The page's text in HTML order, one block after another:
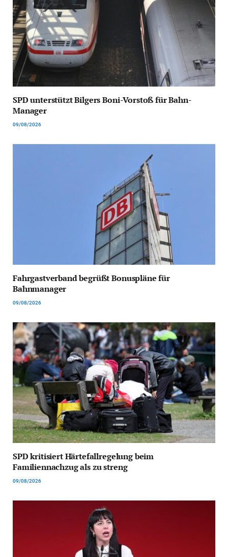
SPD unterstützt Bilgers Boni-Vorstoß für Bahn-
Manager
09/08/2026
Fahrgastverband begrüßt Bonuspläne für
Bahnmanager
09/08/2026
SPD kritisiert Härtefallregelung beim
Familiennachzug als zu streng
09/08/2026